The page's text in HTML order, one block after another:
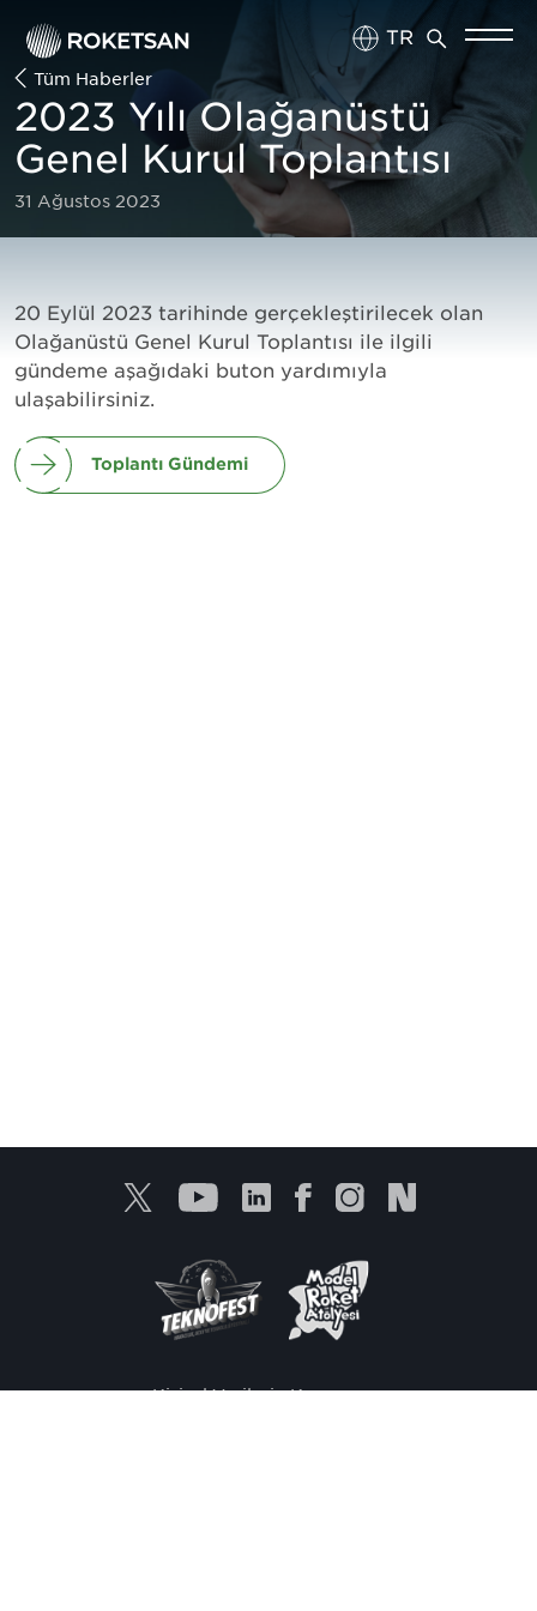
TR
EN
Tüm Haberler
2023 Yılı Olağanüstü
Genel Kurul Toplantısı
31 Ağustos 2023
20 Eylül 2023 tarihinde gerçekleştirilecek olan
Olağanüstü Genel Kurul Toplantısı ile ilgili
gündeme aşağıdaki buton yardımıyla
ulaşabilirsiniz.
Toplantı Gündemi
Kişisel Verilerin Korunması